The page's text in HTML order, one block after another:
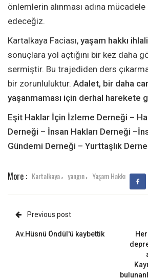
önlemlerin alınması adına
edeceğiz.
Kartalkaya Faciası, yaşam hakkı
sonuçlara yol açtığını bir kez daha
sermiştir. Bu trajediden ders
bir zorunluluktur. Adalet, bir daha
yaşanmaması için derhal harekete
Eşit Haklar İçin İzleme Derneği –
Derneği – İnsan Hakları Derneği –
Gündemi Derneği – Yurttaşlık
More : Kartalkaya, yangın, Yaşam Hakkı
Previous post
Av.Hüsnü Öndül'ü kaybettik